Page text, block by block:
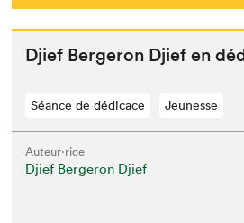
Djief Berg­eron Djief en
Séance de dédicace Jeunesse
Auteur·rice
Djief Bergeron Djief